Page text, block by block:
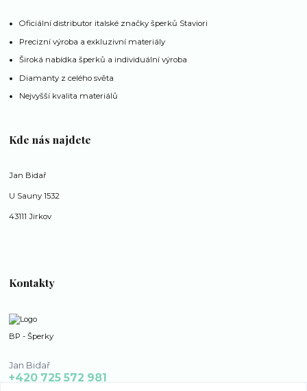
Oficiální distributor italské značky šperků Staviori
Precizní výroba a exkluzivní materiály
Široká nabídka šperků a individuální výroba
Diamanty z celého světa
Nejvyšší kvalita materiálů
Kde nás najdete
Jan Bidař
U Sauny 1532
43111 Jirkov
Kontakty
BP - Šperky
Jan Bidař
+420 725 572 981